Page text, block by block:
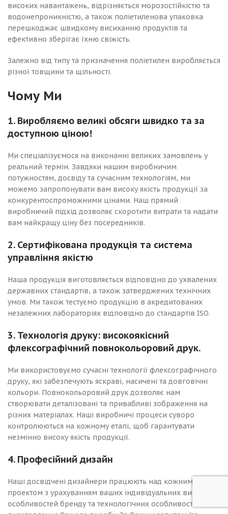
високих навантажень, відрізняється морозостійкістю та
водонепроникністю, а також поліетиленова упаковка
перешкоджає швидкому висиханню продуктів та
ефективно зберігає їхню свіжість.
Залежно від типу та призначення поліетилен виробляється
різної товщини та щільності.
Чому Ми
1. Виробляємо великі обсяги швидко та за
доступною ціною!
Ми спеціалізуємося на виконанні великих замовлень у
реальний термін. Завдяки нашим виробничим
потужностям, досвіду та сучасним технологіям, ми
можемо запропонувати вам високу якість продукції за
конкурентоспроможними цінами. Наш прямий
виробничий підхід дозволяє скоротити витрати та надати
вам найкращу ціну без посередників.
2. Сертифікована продукція та система
управління якістю
Наша продукція виготовляється відповідно до ухвалених
державних стандартів, а також затверджених технічних
умов. Ми також тестуємо продукцію в акредитованих
незалежних лабораторіях відповідно до стандартів ISO.
3. Технологія друку: високоякісний
флексографічний повнокольоровий друк.
Ми використовуємо сучасні технології флексографічного
друку, які забезпечують яскраві, насичені та довговічні
кольори. Повнокольоровий друк дозволяє нам
створювати деталізовані та привабливі зображення на
різних матеріалах. Наші виробничі процеси суворо
контролюються на кожному етапі, щоб гарантувати
незмінно високу якість продукції.
4. Професійний дизайн
Наші досвідчені дизайнери працюють над кожним
проектом з урахуванням ваших індивідуальних вимог,
особливостей бренду та технологічних особливостей